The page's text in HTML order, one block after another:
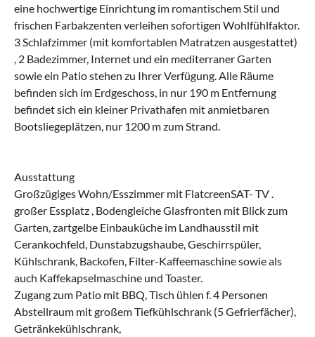
eine hochwertige Einrichtung im romantischem Stil und
frischen Farbakzenten verleihen sofortigen Wohlfühlfaktor.
3 Schlafzimmer (mit komfortablen Matratzen ausgestattet)
, 2 Badezimmer, Internet und ein mediterraner Garten
sowie ein Patio stehen zu Ihrer Verfügung. Alle Räume
befinden sich im Erdgeschoss, in nur 190 m Entfernung
befindet sich ein kleiner Privathafen mit anmietbaren
Bootsliegeplätzen, nur 1200 m zum Strand.
Ausstattung
Großzügiges Wohn/Esszimmer mit FlatcreenSAT- TV .
großer Essplatz , Bodengleiche Glasfronten mit Blick zum
Garten, zartgelbe Einbauküche im Landhausstil mit
Cerankochfeld, Dunstabzugshaube, Geschirrspüler,
Kühlschrank, Backofen, Filter-Kaffeemaschine sowie als
auch Kaffekapselmaschine und Toaster.
Zugang zum Patio mit BBQ, Tisch ühlen f. 4 Personen
Abstellraum mit großem Tiefkühlschrank (5 Gefrierfächer),
Getränkekühlschrank,